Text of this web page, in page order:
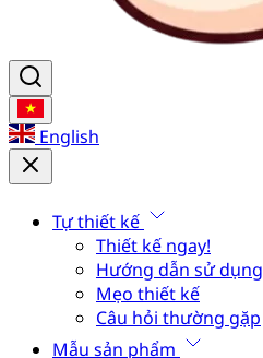
English
Tự thiết kế
Thiết kế ngay!
Hướng dẫn sử dụng
Mẹo thiết kế
Câu hỏi thường gặp
Mẫu sản phẩm